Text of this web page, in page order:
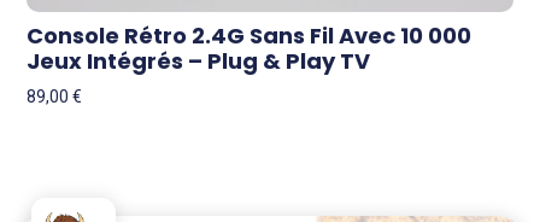
Console Rétro 2.4G Sans Fil Avec 10 000
Jeux Intégrés – Plug & Play TV
89,00€